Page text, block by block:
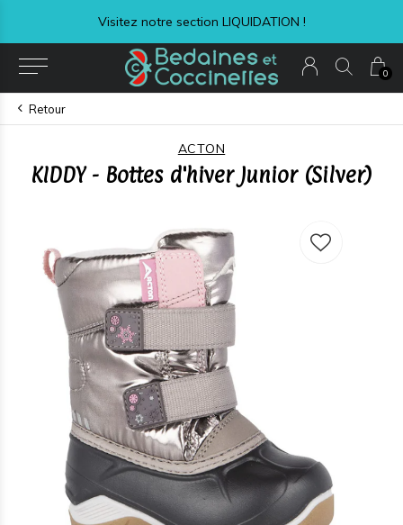
0
Visitez notre section LIQUIDATION !
Retour
ACTON
KIDDY - Bottes d'hiver Junior (Silver)